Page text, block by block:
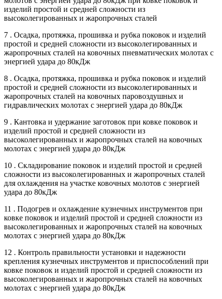
изделий простой и средней сложности из
высоколегированных и жаропрочных сталей
7 . Осадка, протяжка, прошивка и рубка поковок и изделий
простой и средней сложности из высоколегированных и
жаропрочных сталей на ковочных пневматических молотах с
энергией удара до 80кДж
8 . Осадка, протяжка, прошивка и рубка поковок и изделий
простой и средней сложности из высоколегированных и
жаропрочных сталей на ковочных паровоздушных и
гидравлических молотах с энергией удара до 80кДж
9 . Кантовка и удержание заготовок при ковке поковок и
изделий простой и средней сложности из
высоколегированных и жаропрочных сталей на ковочных
молотах с энергией удара до 80кДж
10 . Складирование поковок и изделий простой и средней
сложности из высоколегированных и жаропрочных сталей
для охлаждения на участке ковочных молотов с энергией
удара до 80кДж
11 . Подогрев и охлаждение кузнечных инструментов при
ковке поковок и изделий простой и средней сложности из
высоколегированных и жаропрочных сталей на ковочных
молотах с энергией удара до 80кДж
12 . Контроль правильности установки и надежности
крепления кузнечных инструментов и приспособлений при
ковке поковок и изделий простой и средней сложности из
высоколегированных и жаропрочных сталей на ковочных
молотах с энергией удара до 80кДж